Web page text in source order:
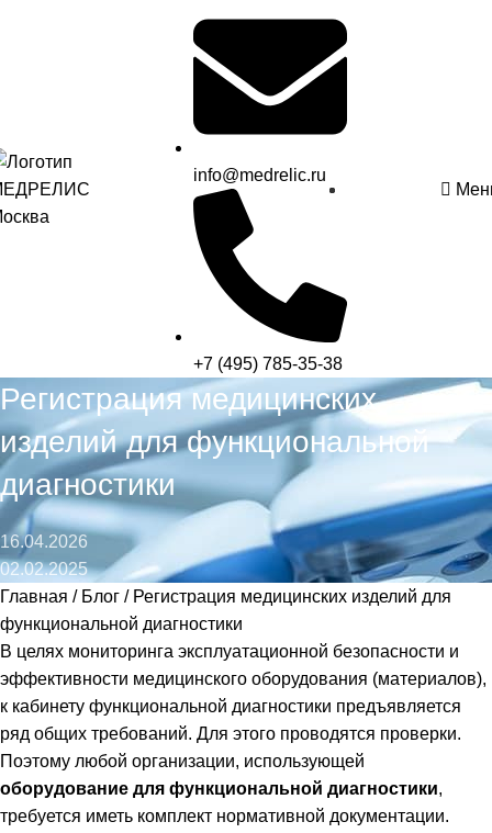
info@medrelic.ru
+7 (495) 785-35-38
Регистрация медицинских
изделий для функциональной
диагностики
16.04.2026
02.02.2025
Главная / Блог / Регистрация медицинских изделий для
функциональной диагностики
В целях мониторинга эксплуатационной безопасности и
эффективности медицинского оборудования (материалов),
к кабинету функциональной диагностики предъявляется
ряд общих требований. Для этого проводятся проверки.
Поэтому любой организации, использующей
оборудование для функциональной диагностики,
требуется иметь комплект нормативной документации.